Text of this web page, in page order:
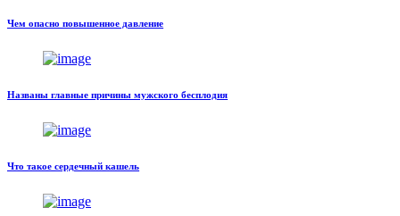
Чем опасно повышенное давление
Названы главные причины мужского бесплодия
Что такое сердечный кашель